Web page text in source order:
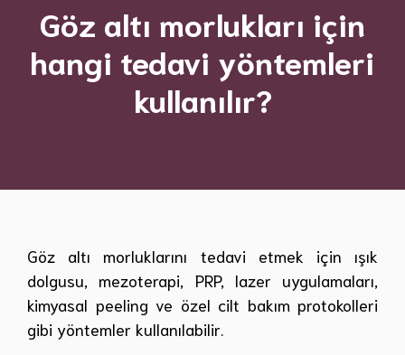
Göz altı morlukları için
hangi tedavi yöntemleri
kullanılır?
Göz altı morluklarını tedavi etmek için ışık
dolgusu, mezoterapi, PRP, lazer uygulamaları,
kimyasal peeling ve özel cilt bakım protokolleri
gibi yöntemler kullanılabilir.